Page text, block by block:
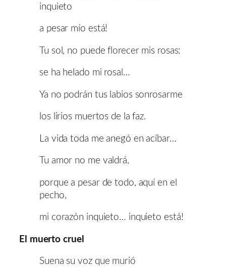
inquieto
a pesar mío está!
Tu sol, no puede florecer mis rosas:
se ha helado mi rosal…
Ya no podrán tus labios sonrosarme
los lirios muertos de la faz.
La vida toda me anegó en acíbar…
Tu amor no me valdrá,
porque a pesar de todo, aquí en el
pecho,
mi corazón inquieto… inquieto está!
El muerto cruel
Suena su voz que murió